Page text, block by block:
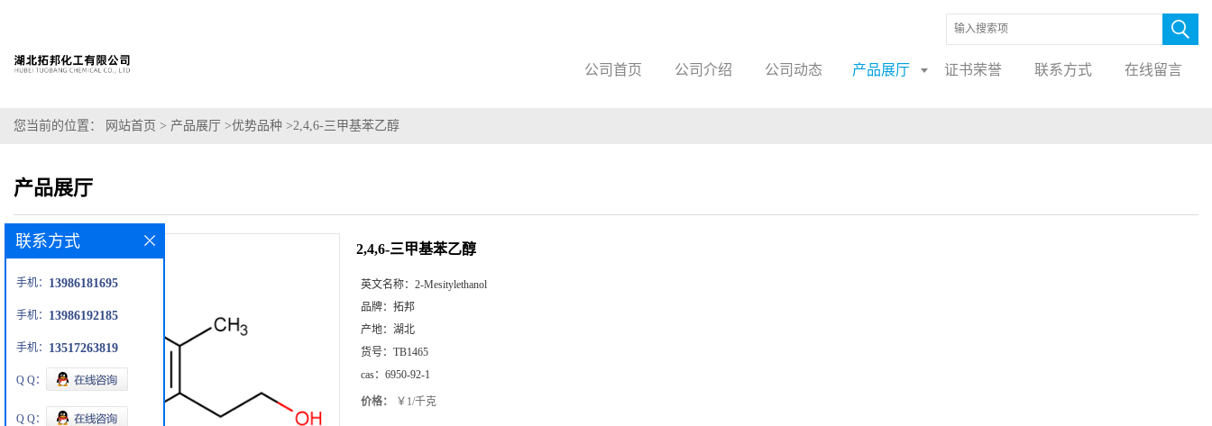
公司首页 公司介绍 公司动态 产品展厅 证书荣誉 联系方式 在线留言
您当前的位置： 网站首页 > 产品展厅 >优势品种 >2,4,6-三甲基苯乙醇
产品展厅
2,4,6-三甲基苯乙醇
英文名称： 2-Mesitylethanol
品牌： 拓邦
产地： 湖北
货号： TB1465
cas： 6950-92-1
价格： ￥1/千克
联系方式
手机： 13986181695
手机： 13986192185
手机： 13517263819
Q Q：
Q Q：